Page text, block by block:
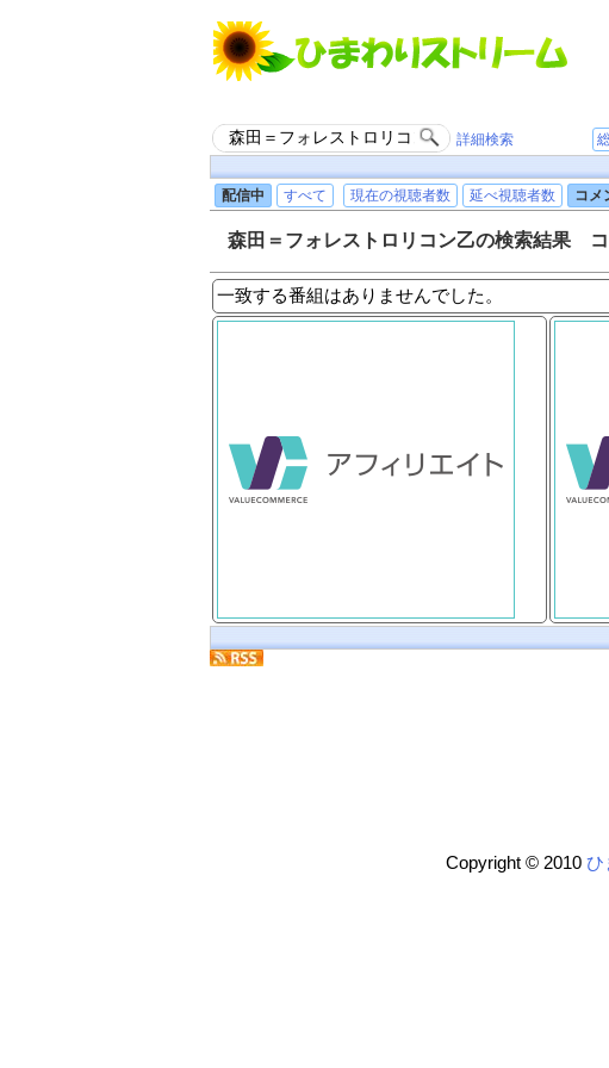
詳細検索
配信中
すべて 現在の視聴者数 延べ視聴者数 コメ
森田＝フォレストロリコン乙の検索結果
一致する番組はありませんでした。
Copyright © 2010 ひ